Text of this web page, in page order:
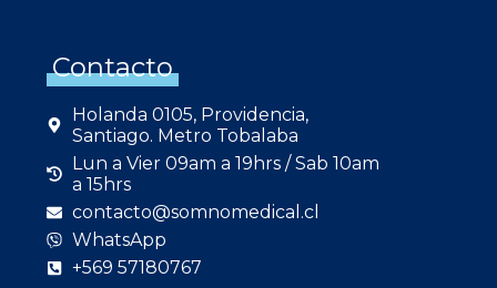
Contacto
Holanda 0105, Providencia,
Santiago. Metro Tobalaba
Lun a Vier 09am a 19hrs / Sab 10am
a 15hrs
contacto@somnomedical.cl
WhatsApp
+569 57180767